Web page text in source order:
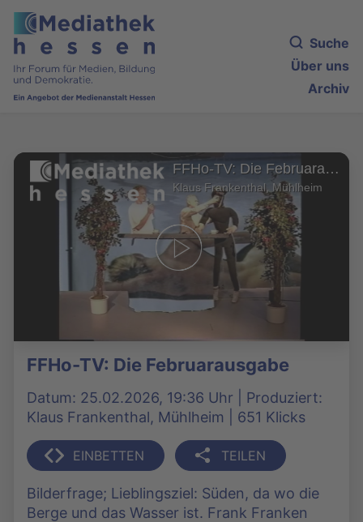
Suche
Über uns
Archiv
FFHo-TV: Die Februarausgabe
Klaus Frankenthal, Mühlheim
FFHo-TV: Die Februarausgabe
Datum: 25.02.2026, 19:36 Uhr | Produziert:
Klaus Frankenthal, Mühlheim | 651 Klicks
EINBETTEN TEILEN
Bilderfrage; Lieblingsziel: Süden, da wo die
Berge und das Wasser ist. Frank Franken